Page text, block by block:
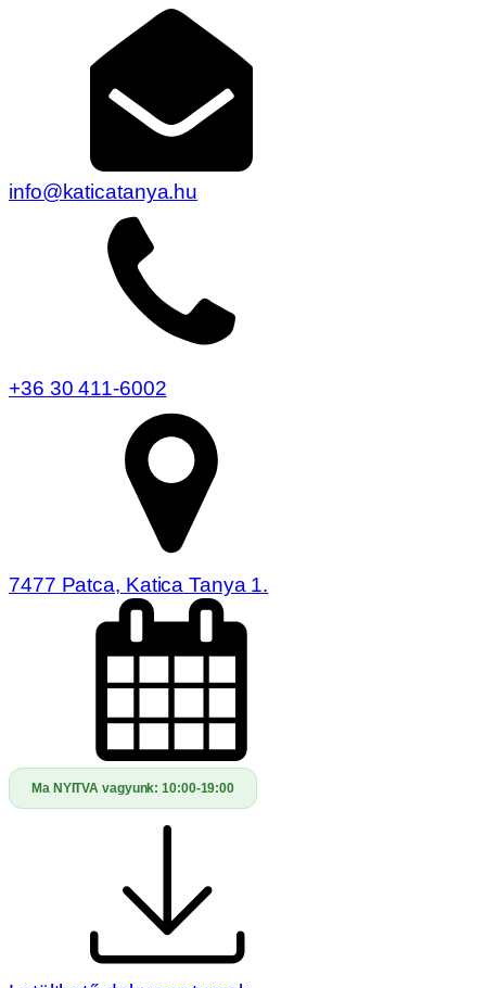
info@katicatanya.hu
+36 30 411-6002
7477 Patca, Katica Tanya 1.
Ma NYITVA vagyunk:10:00-19:00